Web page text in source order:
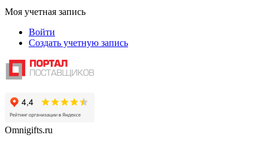
Моя учетная запись
Войти
Создать учетную запись
Omnigifts.ru